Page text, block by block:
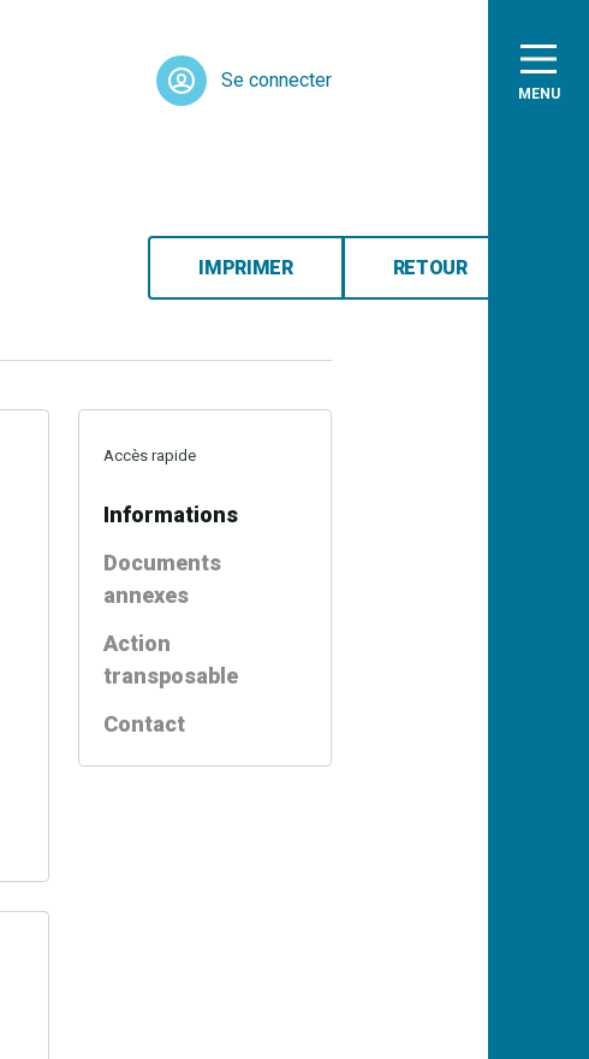
MENU
Se connecter
IMPRIMER RETOUR
Accès rapide
Informations
Documents
annexes
Action
transposable
Contact